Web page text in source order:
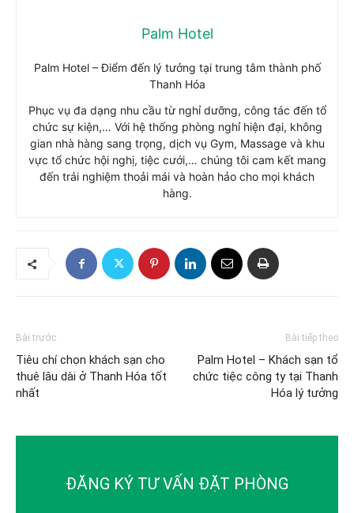
Palm Hotel
Palm Hotel – Điểm đến lý tưởng tại trung tâm thành phố
Thanh Hóa
Phục vụ đa dạng nhu cầu từ nghỉ dưỡng, công tác đến tổ
chức sự kiện,… Với hệ thống phòng nghỉ hiện đại, không
gian nhà hàng sang trọng, dịch vụ Gym, Massage và khu
vực tổ chức hội nghị, tiệc cưới,… chúng tôi cam kết mang
đến trải nghiệm thoải mái và hoàn hảo cho mọi khách
hàng.
Bài trước
Tiêu chí chọn khách sạn cho
thuê lâu dài ở Thanh Hóa tốt
nhất
Bài tiếp theo
Palm Hotel – Khách sạn tổ
chức tiệc công ty tại Thanh
Hóa lý tưởng
ĐĂNG KÝ TƯ VẤN ĐẶT PHÒNG